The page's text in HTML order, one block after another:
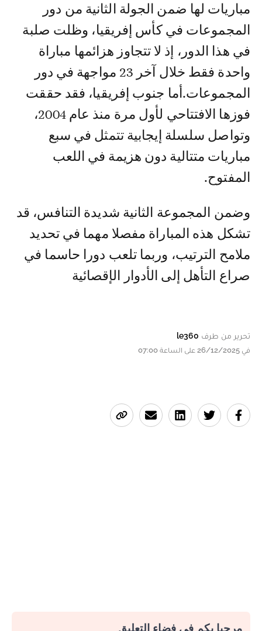
مباريات لها ضمن الجولة الثانية من دور
المجموعات في كأس إفريقيا، وظلت صلبة
في هذا الدور، إذ لا تتجاوز هزائمها مباراة
واحدة فقط خلال آخر 23 مواجهة في دور
المجموعات.أما جنوب إفريقيا، فقد حققت
فوزها الافتتاحي لأول مرة منذ عام 2004،
وتواصل سلسلة إيجابية تتمثل في سبع
مباريات متتالية دون هزيمة في اللعب
المفتوح.
وضمن المجموعة الثانية شديدة التنافس، قد
تشكل هذه المباراة مفصلا مهما في تحديد
ملامح الترتيب، وربما تلعب دورا حاسما في
صراع التأهل إلى الأدوار الإقصائية
تحرير من طرف le360
في 26/12/2025 على الساعة 07:00
مرحبا بكم في فضاء التعليق